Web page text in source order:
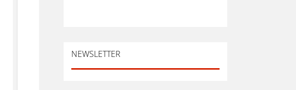
NEWSLETTER